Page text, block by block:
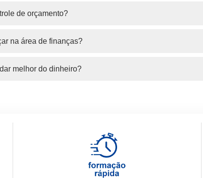
de orçamento?
na área de finanças?
melhor do dinheiro?